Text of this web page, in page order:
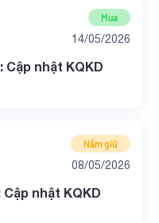
Mua
14/05/2026
Cập nhật KQKD
Nắm giữ
08/05/2026